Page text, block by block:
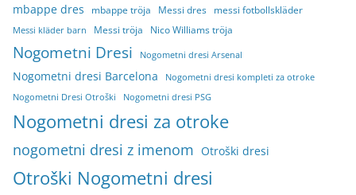
mbappe dres mbappe tröja Messi dres messi fotbollskläder
Messi kläder barn Messi tröja Nico Williams tröja
Nogometni Dresi Nogometni dresi Arsenal
Nogometni dresi Barcelona
Nogometni dresi kompleti za otroke
Nogometni Dresi Otroški
Nogometni dresi PSG
Nogometni dresi za otroke
nogometni dresi z imenom Otroški dresi
Otroški Nogometni dresi